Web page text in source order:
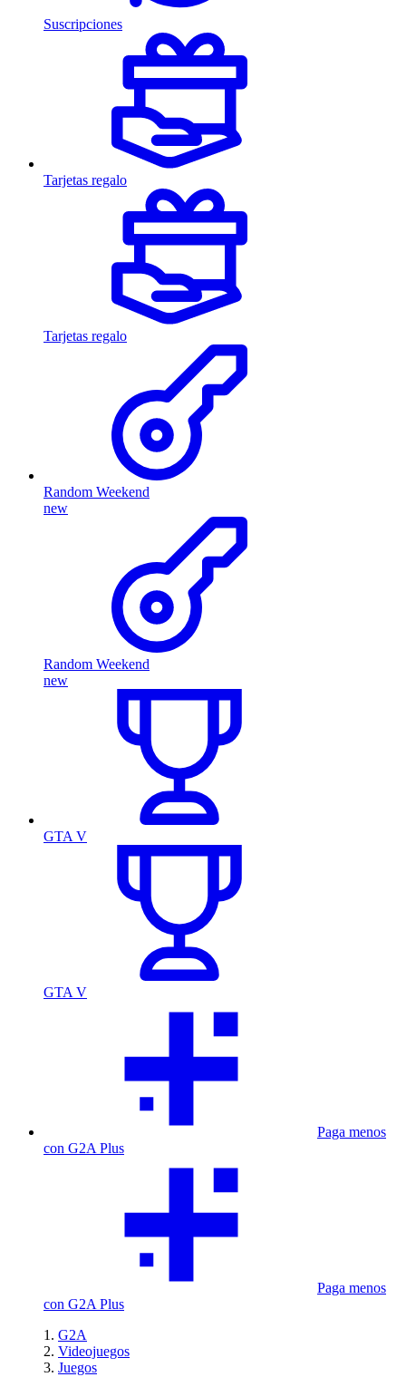
Suscripciones
Tarjetas regalo
Tarjetas regalo
Random Weekend
new
Random Weekend
new
GTA V
GTA V
Paga menos
con G2A Plus
Paga menos
con G2A Plus
G2A
Videojuegos
Juegos